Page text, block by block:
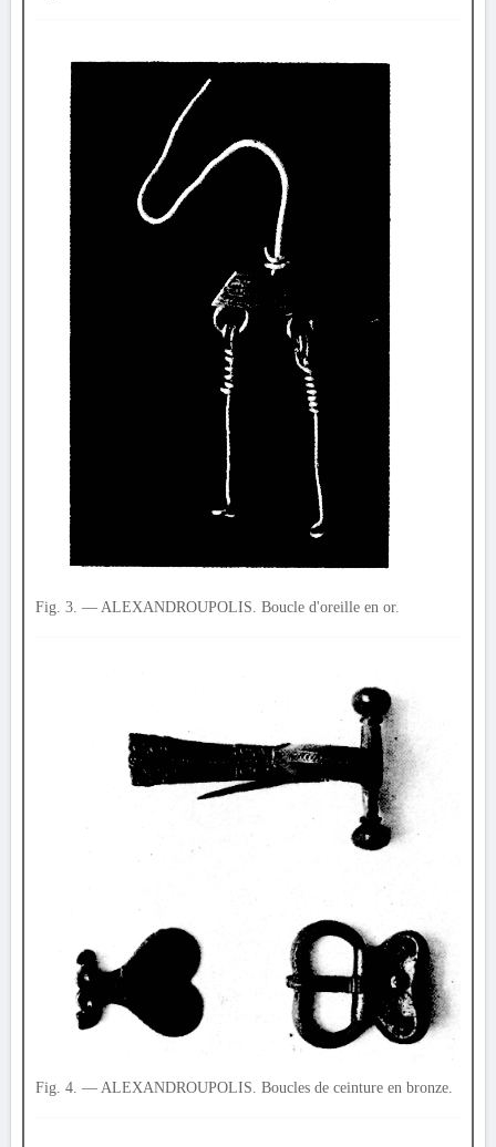
Fig. 3. — ALEXANDROUPOLIS. Boucle d'oreille en or.
Fig. 4. — ALEXANDROUPOLIS. Boucles de ceinture en bronze.